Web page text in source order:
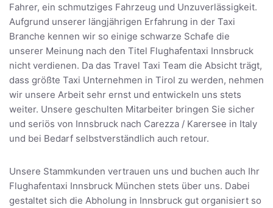
Fahrer, ein schmutziges Fahrzeug und Unzuverlässigkeit.
Aufgrund unserer längjährigen Erfahrung in der Taxi
Branche kennen wir so einige schwarze Schafe die
unserer Meinung nach den Titel Flughafentaxi Innsbruck
nicht verdienen. Da das Travel Taxi Team die Absicht trägt,
dass größte Taxi Unternehmen in Tirol zu werden, nehmen
wir unsere Arbeit sehr ernst und entwickeln uns stets
weiter. Unsere geschulten Mitarbeiter bringen Sie sicher
und seriös von Innsbruck nach Carezza / Karersee in Italy
und bei Bedarf selbstverständlich auch retour.
Unsere Stammkunden vertrauen uns und buchen auch Ihr
Flughafentaxi Innsbruck München stets über uns. Dabei
gestaltet sich die Abholung in Innsbruck gut organisiert so